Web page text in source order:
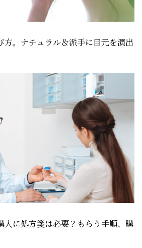
方。ナチュラル＆派手に目元を演出
入に処方箋は必要？もらう手順、購